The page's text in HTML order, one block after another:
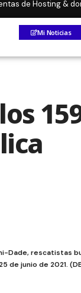
de Hosting &
Mi Noticias
Dade, rescatistas
junio de 2021.